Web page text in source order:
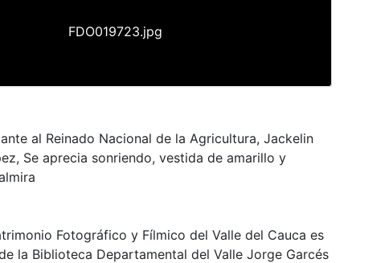
FDO019723.jpg
al Reinado Nacional de la Agricultura, Jackelin
Se aprecia sonriendo, vestida de amarillo y
Fotográfico y Fílmico del Valle del Cauca es
la Biblioteca Departamental del Valle Jorge Garcés